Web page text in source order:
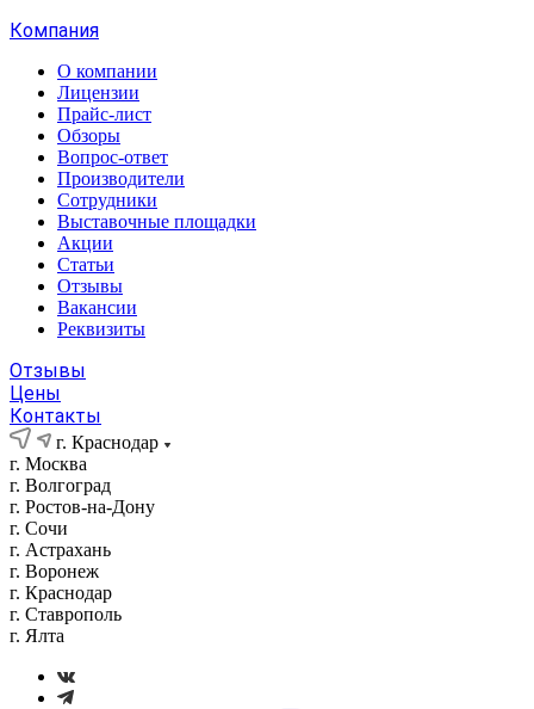
Компания
О компании
Лицензии
Прайс-лист
Обзоры
Вопрос-ответ
Производители
Сотрудники
Выставочные площадки
Акции
Статьи
Отзывы
Вакансии
Реквизиты
Отзывы
Цены
Контакты
г. Краснодар
г. Москва
г. Волгоград
г. Ростов-на-Дону
г. Сочи
г. Астрахань
г. Воронеж
г. Краснодар
г. Ставрополь
г. Ялта